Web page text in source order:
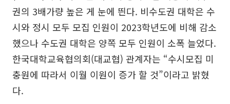
권의 3배가량 높은 게 눈에 띈다. 비수도권 대학은 수
시와 정시 모두 모집 인원이 2023학년도에 비해 감소
했으나 수도권 대학은 양쪽 모두 인원이 소폭 늘었다.
한국대학교육협의회(대교협) 관계자는 “수시모집 미
충원에 따라서 이월 이원이 증가 할 것”이라고 밝혔
다.